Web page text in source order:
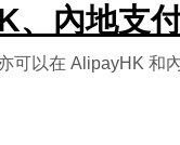
、內地支
可以在 AlipayHK 和